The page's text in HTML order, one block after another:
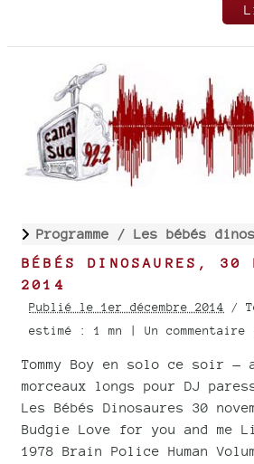
Programme / Les bébés
BÉBÉS DINOSAURES, 30
2014
Publié le 1er décembre 2014 /
estimé : 1 mn | Un commentaire
Tommy Boy en solo ce soir —
morceaux longs pour DJ
Les Bébés Dinosaures 30
Budgie Love for you and me
1978 Brain Police Human